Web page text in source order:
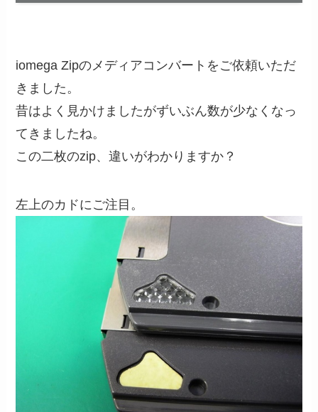
iomega Zipのメディアコンバートをご依頼いただ
きました。
昔はよく見かけましたがずいぶん数が少なくなっ
てきましたね。
この二枚のzip、違いがわかりますか？
左上のカドにご注目。